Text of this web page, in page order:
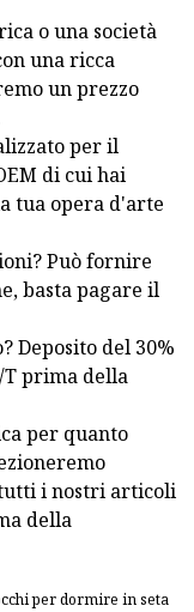
o una società
una ricca
un prezzo
per il
di cui hai
tua opera d'arte
Può fornire
basta pagare il
Deposito del 30%
T prima della
per quanto
i nostri articoli
della
per dormire in seta